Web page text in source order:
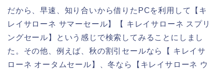
だから、早速、知り合いから借りたPCを利用して【キ
レイサローネ サマーセール】【 キレイサローネ スプリ
ングセール】という感じで検索してみることにしまし
た。その他、例えば、秋の割引セールなら【 キレイサ
ローネ オータムセール】、冬なら【キレイサローネ ウ